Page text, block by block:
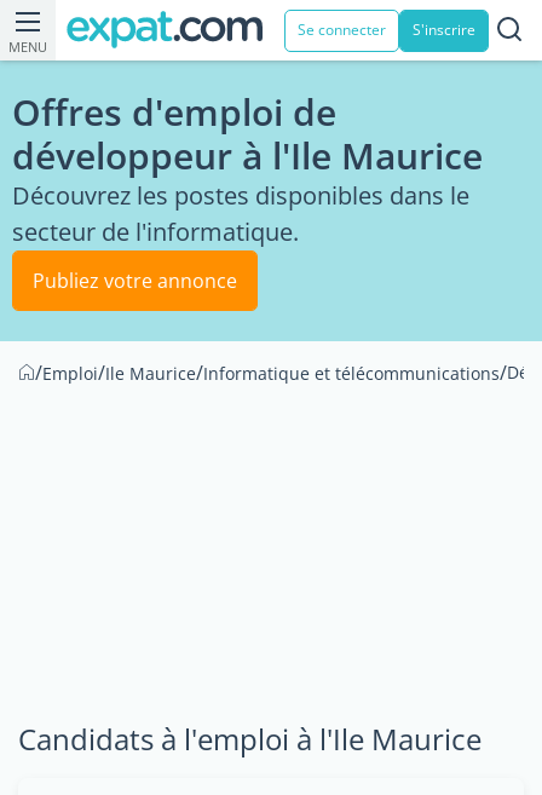
MENU
Se connecter S'inscrire
Offres d'emploi de
développeur à l'Ile Maurice
Découvrez les postes disponibles dans le
secteur de l'informatique.
Publiez votre annonce
/Emploi/Ile Maurice/Informatique et télécommunications/
Candidats à l'emploi à l'Ile Maurice